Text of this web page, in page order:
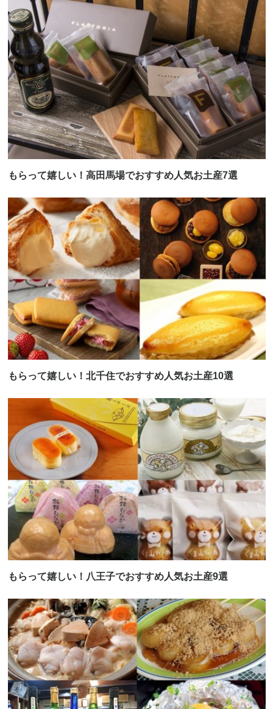
もらって嬉しい！高田馬場でおすすめ人気お土産7選
もらって嬉しい！北千住でおすすめ人気お土産10選
もらって嬉しい！八王子でおすすめ人気お土産9選